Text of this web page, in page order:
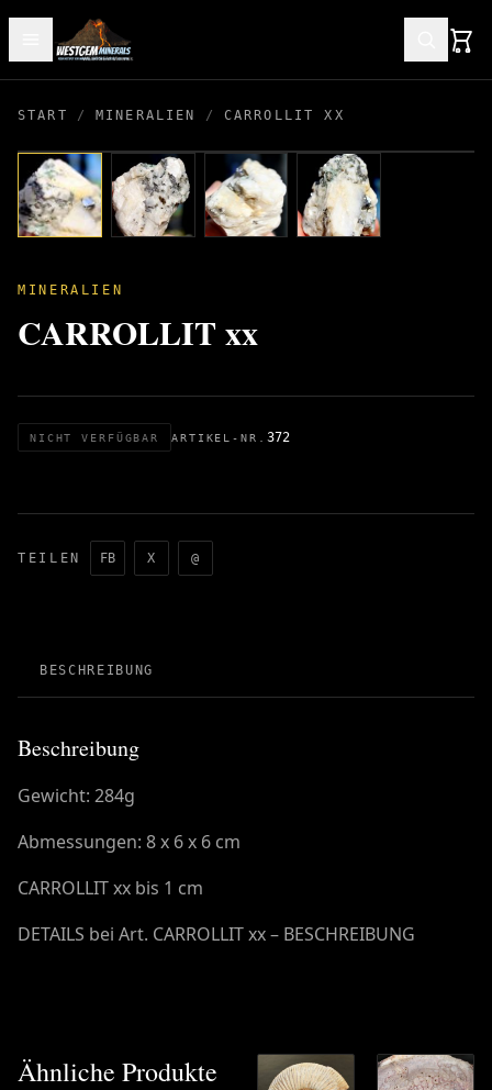
START / MINERALIEN / CARROLLIT XX
MINERALIEN
CARROLLIT xx
NICHT VERFÜGBAR ARTIKEL-NR. 372
TEILEN FB X @
BESCHREIBUNG
Beschreibung
Gewicht: 284g
Abmessungen: 8 x 6 x 6 cm
CARROLLIT xx bis 1 cm
DETAILS bei Art. CARROLLIT xx – BESCHREIBUNG
Ähnliche Produkte